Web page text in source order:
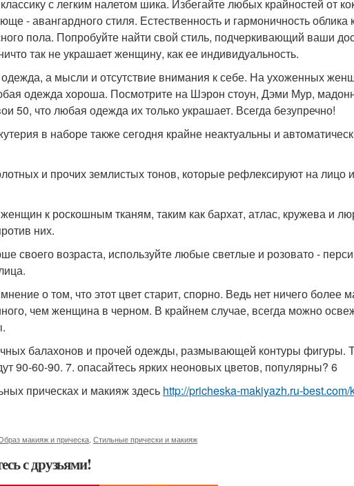
с легким налетом шика. Избегайте любых крайностей от
- авангардного стиля. Естественность и гармоничность облика
пола. Попробуйте найти свой стиль, подчеркивающий ваши
так не украшает женщину, как ее индивидуальность.
одежда, а мысли и отсутствие внимания к себе. На ухоженных
одежда хороша. Посмотрите на Шэрон стоун, Дэми Мур,
50, что любая одежда их только украшает. Всегда безупречно!
в наборе также сегодня крайне неактуальны и
и прочих землистых тонов, которые рефлексируют на лицо
к роскошным тканям, таким как бархат, атлас, кружева и
них.
своего возраста, используйте любые светлые и розовато -
мнение о том, что этот цвет старит, спорно. Ведь нет ничего более
чем женщина в черном. В крайнем случае, всегда можно
балахонов и прочей одежды, размывающей контуры фигуры.
90-60-90. 7. опасайтесь ярких неоновых цветов, популярны? 6
прическах и макияж здесь http://pricheska-makiyazh.ru-
макияж и прическа Стильные прически и макияж
с друзьями!